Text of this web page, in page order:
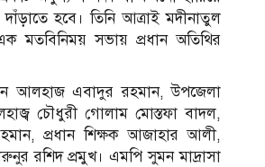
হবে। তিনি আত্রাই মদীনাতুল
মতবিনিময় সভায় প্রধান অতিথির
আলহাজ এবাদুর রহমান, উপজেলা
চৌধুরী গোলাম মোস্তফা বাদল,
প্রধান শিক্ষক আজাহার আলী,
রশিদ প্রমুখ। এমপি সুমন মাদ্রাসা